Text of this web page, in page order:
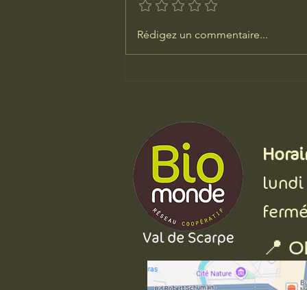
Vrac bio : pourquoi on y trouve
Rédigez un commentaire...
lundi
📍